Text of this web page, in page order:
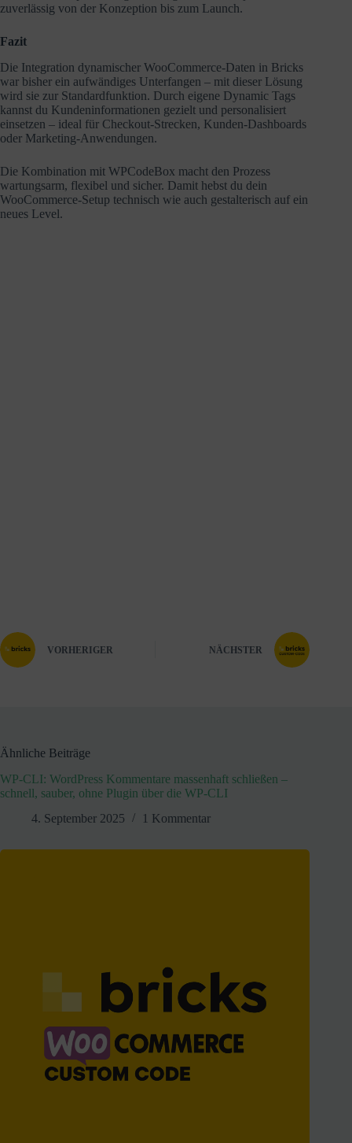
zuverlässig von der Konzeption bis zum Launch.
Fazit
Die Integration dynamischer WooCommerce-Daten in Bricks
war bisher ein aufwändiges Unterfangen – mit dieser Lösung
wird sie zur Standardfunktion. Durch eigene Dynamic Tags
kannst du Kundeninformationen gezielt und personalisiert
einsetzen – ideal für Checkout-Strecken, Kunden-Dashboards
oder Marketing-Anwendungen.
Die Kombination mit WPCodeBox macht den Prozess
wartungsarm, flexibel und sicher. Damit hebst du dein
WooCommerce-Setup technisch wie auch gestalterisch auf ein
neues Level.
VORHERIGER NÄCHSTER
Ähnliche Beiträge
WP-CLI: WordPress Kommentare massenhaft schließen –
schnell, sauber, ohne Plugin über die WP-CLI
4. September 2025
1 Kommentar